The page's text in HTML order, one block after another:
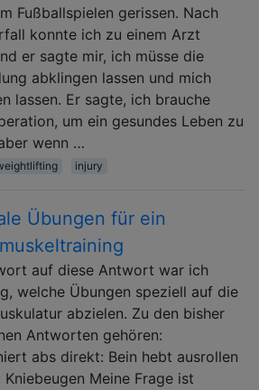
Fußballspielen gerissen. Nach
konnte ich zu einem Arzt
er sagte mir, ich müsse die
abklingen lassen und mich
lassen. Er sagte, ich brauche
um ein gesundes Leben zu
wenn …
injury
Übungen für ein
auf diese Antwort war ich
welche Übungen speziell auf die
abzielen. Zu den bisher
Antworten gehören:
abs direkt: Bein hebt ausrollen
Kniebeugen Meine Frage ist